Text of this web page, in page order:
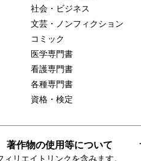
社会・ビジネス
文芸・ノンフィクション
コミック
医学専門書
看護専門書
各種専門書
資格・検定
著作物の使用等について
リエイトリンクを含みます。